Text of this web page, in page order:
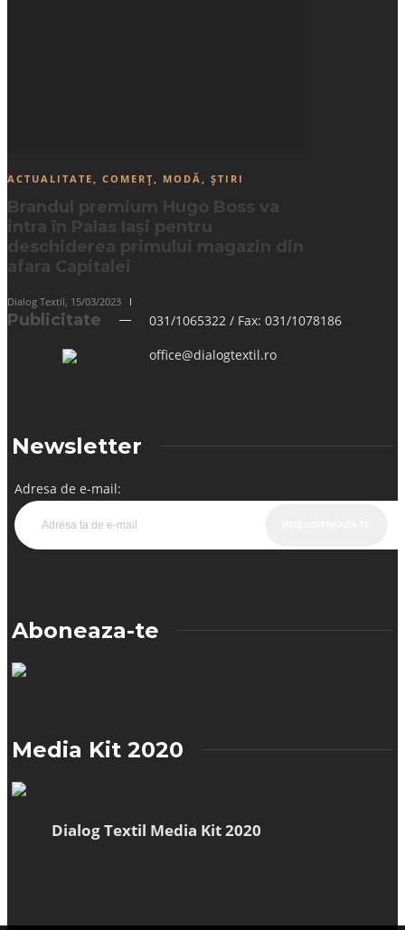
ACTUALITATE COMERȚ MODĂ ȘTIRI
Brandul premium Hugo Boss va
intra în Palas Iași pentru
deschiderea primului magazin din
afara Capitalei
Dialog Textil 15/03/2023
Publicitate
031/1065322 / Fax: 031/1078186
office@dialogtextil.ro
Newsletter
Adresa de e-mail:
Aboneaza-te
Media Kit 2020
Dialog Textil Media Kit 2020